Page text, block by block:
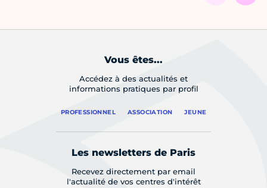
Vous êtes...
Accédez à des actualités et
informations pratiques par profil
PROFESSIONNEL ASSOCIATION JEUNE
Les newsletters de Paris
Recevez directement par email
l'actualité de vos centres d'intérêt